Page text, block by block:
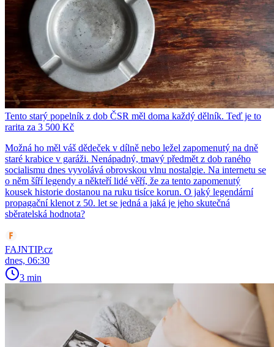
Tento starý popelník z dob ČSR měl doma každý dělník. Teď je to
rarita za 3 500 Kč
Možná ho měl váš dědeček v dílně nebo ležel zapomenutý na dně
staré krabice v garáži. Nenápadný, tmavý předmět z dob raného
socialismu dnes vyvolává obrovskou vlnu nostalgie. Na internetu se
o něm šíří legendy a někteří lidé věří, že za tento zapomenutý
kousek historie dostanou na ruku tisíce korun. O jaký legendární
propagační klenot z 50. let se jedná a jaká je jeho skutečná
sběratelská hodnota?
FAJNTIP.cz
dnes, 06:30
3 min